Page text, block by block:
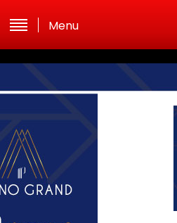
Menu